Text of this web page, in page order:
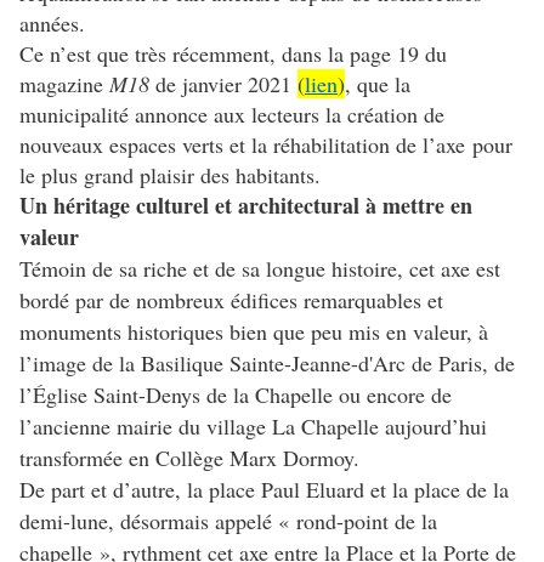
années.
Ce n’est que très récemment, dans la page 19 du
magazine M18 de janvier 2021 (lien), que la
municipalité annonce aux lecteurs la création de
nouveaux espaces verts et la réhabilitation de l’axe pour
le plus grand plaisir des habitants.
Un héritage culturel et architectural à mettre en
valeur
Témoin de sa riche et de sa longue histoire, cet axe est
bordé par de nombreux édifices remarquables et
monuments historiques bien que peu mis en valeur, à
l’image de la Basilique Sainte-Jeanne-d'Arc de Paris, de
l’Église Saint-Denys de la Chapelle ou encore de
l’ancienne mairie du village La Chapelle aujourd’hui
transformée en Collège Marx Dormoy.
De part et d’autre, la place Paul Eluard et la place de la
demi-lune, désormais appelé « rond-point de la
chapelle », rythment cet axe entre la Place et la Porte de